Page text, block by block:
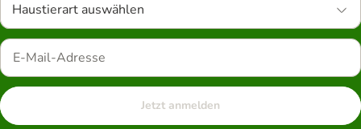
Haustierart auswählen
Jetzt anmelden